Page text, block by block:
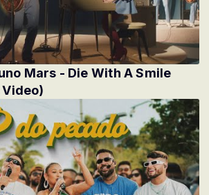
Mars - Die With A Smile